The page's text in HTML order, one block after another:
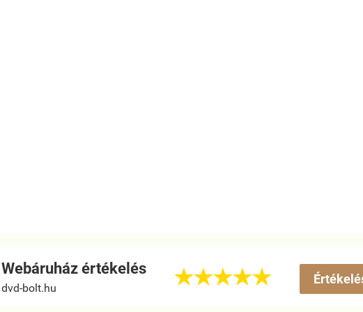
Webáruház értékelés
dvd-bolt.hu
